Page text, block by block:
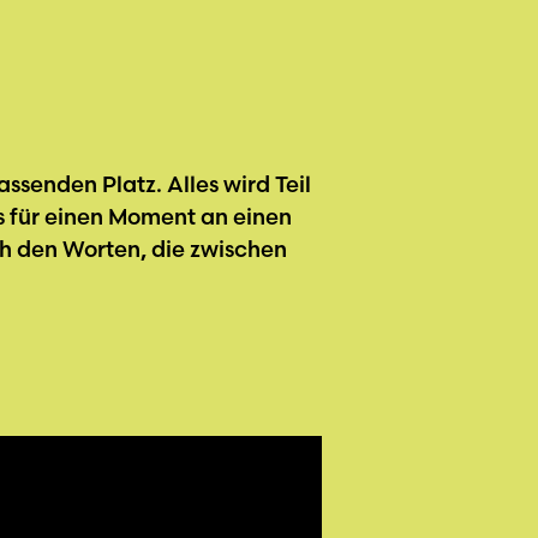
Platz. Alles wird Teil
für einen Moment an einen
den Worten, die zwischen